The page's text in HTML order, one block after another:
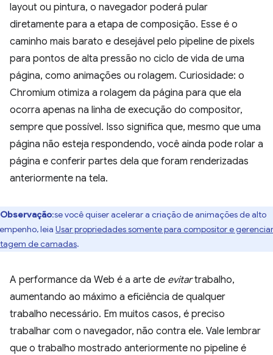
layout ou pintura, o navegador poderá pular
diretamente para a etapa de composição. Esse é o
caminho mais barato e desejável pelo pipeline de pixels
para pontos de alta pressão no ciclo de vida de uma
página, como animações ou rolagem. Curiosidade: o
Chromium otimiza a rolagem da página para que ela
ocorra apenas na linha de execução do compositor,
sempre que possível. Isso significa que, mesmo que uma
página não esteja respondendo, você ainda pode rolar a
página e conferir partes dela que foram renderizadas
anteriormente na tela.
Observação:se você quiser acelerar a criação de animações de alto
leia Usar propriedades somente para compositor e
de camadas.
A performance da Web é a arte de evitartrabalho,
aumentando ao máximo a eficiência de qualquer
trabalho necessário. Em muitos casos, é preciso
trabalhar com o navegador, não contra ele. Vale lembrar
que o trabalho mostrado anteriormente no pipeline é